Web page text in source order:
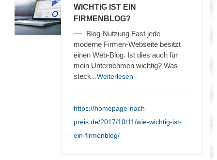
WICHTIG IST EIN
FIRMENBLOG?
Blog-Nutzung Fast jede
moderne Firmen-Webseite besitzt
einen Web-Blog. Ist dies auch für
mein Unternehmen wichtig? Was
steck ...Weiterlesen
https://homepage-nach-
preis.de/2017/10/11/wie-wichtig-ist-
ein-firmenblog/